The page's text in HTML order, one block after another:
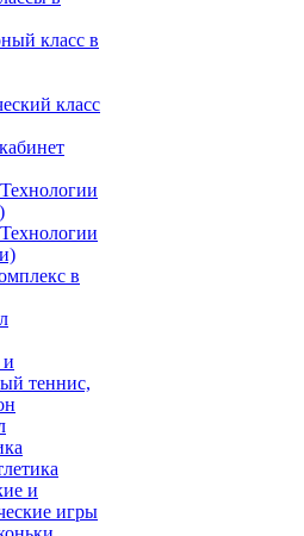
класс в
класс
в
теннис,
и
игры